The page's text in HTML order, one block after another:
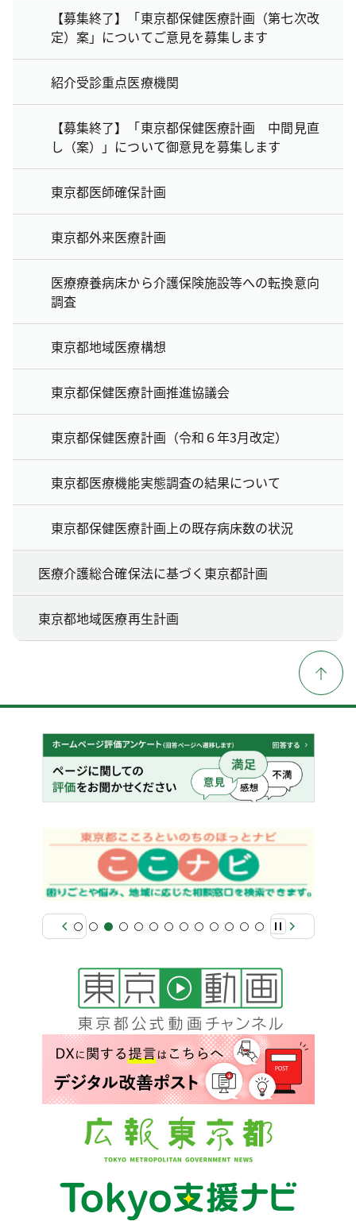
【募集終了】「東京都保健医療計画（第七次改
定）案」についてご意見を募集します
紹介受診重点医療機関
【募集終了】「東京都保健医療計画 中間見直
し（案）」について御意見を募集します
東京都医師確保計画
東京都外来医療計画
医療療養病床から介護保険施設等への転換意向
調査
東京都地域医療構想
東京都保健医療計画推進協議会
東京都保健医療計画（令和６年3月改定）
東京都医療機能実態調査の結果について
東京都保健医療計画上の既存病床数の状況
医療介護総合確保法に基づく東京都計画
東京都地域医療再生計画